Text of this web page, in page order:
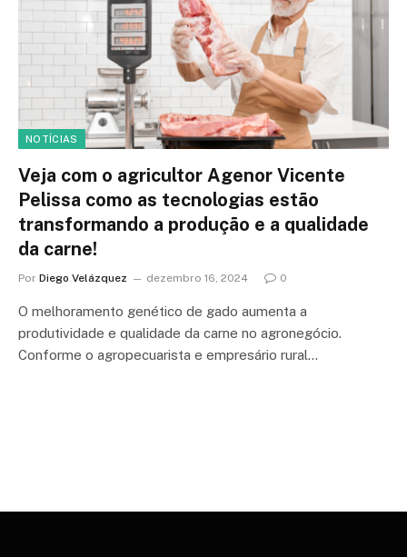
NOTÍCIAS
Veja com o agricultor Agenor Vicente
Pelissa como as tecnologias estão
transformando a produção e a qualidade
da carne!
Por Diego Velázquez dezembro 16, 2024 0
O melhoramento genético de gado aumenta a
produtividade e qualidade da carne no agronegócio.
Conforme o agropecuarista e empresário rural…